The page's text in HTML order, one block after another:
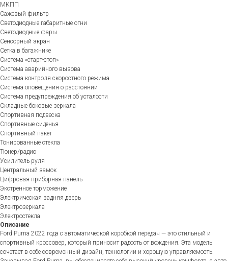
МКПП
Сажевый фильтр
Светодиодные габаритные огни
Светодиодные фары
Сенсорный экран
Сетка в багажнике
Система «старт-стоп»
Система аварийного вызова
Система контроля скоростного режима
Система оповещения о расстоянии
Система предупреждения об усталости
Складные боковые зеркала
Спортивная подвеска
Спортивные сиденья
Спортивный пакет
Тонированные стекла
Тюнер/радио
Усилитель руля
Центральный замок
Цифровая приборная панель
Экстренное торможение
Электрическая задняя дверь
Электрозеркала
Электростекла
Описание
Ford Puma 2022 года с автоматической коробкой передач — это стильный и
спортивный кроссовер, который приносит радость от вождения. Эта модель
сочетает в себе современный дизайн, технологии и хорошую управляемость.